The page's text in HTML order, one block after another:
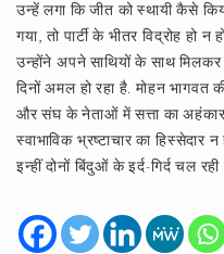
उन्हें लगा कि जीत को स्थायी कैसे
गया, तो पार्टी के भीतर विद्रोह हो
उन्होंने अपने साथियों के साथ
दिनों अमल हो रहा है. मोहन भागवत
और संघ के नेताओं में सत्ता का अहंकार
स्वाभाविक भ्रष्टाचार का हिस्सेदार
इन्हीं दोनों बिंदुओं के इर्द-गिर्द चल रही